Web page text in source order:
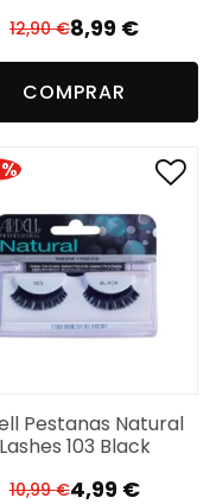
12,90€O
preço
original
era:
8,99 €
O
preço
atual
é:
COMPRAR
Pestanas Natural
Lashes 103 Black
10,99€4,99 €